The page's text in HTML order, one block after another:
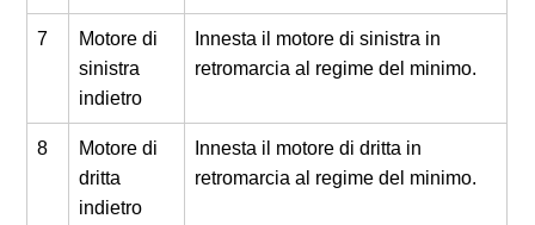
7
Motore di
sinistra
indietro
Innesta il motore di sinistra in
retromarcia al regime del minimo.
8
Motore di
dritta
indietro
Innesta il motore di dritta in
retromarcia al regime del minimo.